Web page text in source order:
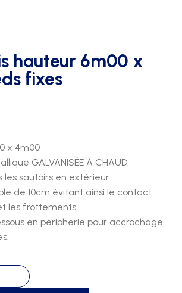
hauteur 6m00 x
fixes
x 4m00
GALVANISÉE À CHAUD.
les sautoirs en extérieur.
de 10cm évitant ainsi le contact
les frottements.
en périphérie pour accrochage